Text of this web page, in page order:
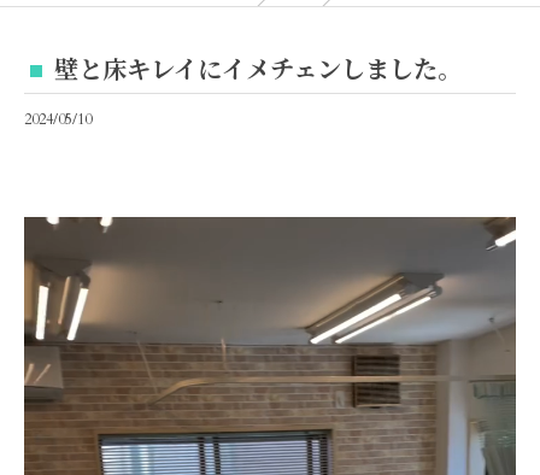
壁と床キレイにイメチェンしました。
2024/05/10